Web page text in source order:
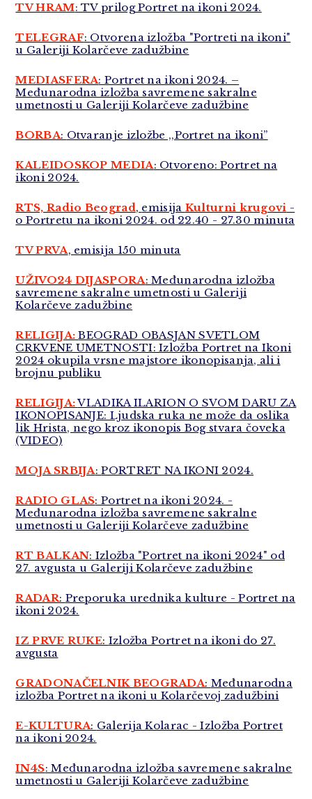
TV HRAM: TV prilog Portret na ikoni 2024.
TELEGRAF: Otvorena izložba "Portreti na ikoni"
u Galeriji Kolarčeve zadužbine
MEDIASFERA: Portret na ikoni 2024. –
Međunarodna izložba savremene sakralne
umetnosti u Galeriji Kolarčeve zadužbine
BORBA: Otvaranje izložbe ,,Portret na ikoni”
KALEIDOSKOP MEDIA: Otvoreno: Portret na
ikoni 2024.
RTS, Radio Beograd, emisija Kulturni krugovi -
o Portretu na ikoni 2024. od 22.40 - 27.30 minuta
TV PRVA, emisija 150 minuta
UŽIVO24 DIJASPORA:Međunarodna izložba
savremene sakralne umetnosti u Galeriji
Kolarčeve zadužbine
RELIGIJA: BEOGRAD OBASJAN SVETLOM
CRKVENE UMETNOSTI: Izložba Portret na Ikoni
2024 okupila vrsne majstore ikonopisanja, ali i
brojnu publiku
RELIGIJA:VLADIKA ILARION O SVOM DARU ZA
IKONOPISANJE: Ljudska ruka ne može da oslika
lik Hrista, nego kroz ikonopis Bog stvara čoveka
(VIDEO)
MOJA SRBIJA:PORTRET NA IKONI 2024.
RADIO GLAS:Portret na ikoni 2024. -
Međunarodna izložba savremene sakralne
umetnosti u Galeriji Kolarčeve zadužbine
RT BALKAN: Izložba "Portret na ikoni 2024" od
27. avgusta u Galeriji Kolarčeve zadužbine
RADAR: Preporuka urednika kulture - Portret na
ikoni 2024.
IZ PRVE RUKE: Izložba Portret na ikoni do 27.
avgusta
GRADONAČELNIK BEOGRADA: Međunarodna
izložba Portret na ikoni u Kolarčevoj zadužbini
E-KULTURA: Galerija Kolarac - Izložba Portret
na ikoni 2024.
IN4S: Međunarodna izložba savremene sakralne
umetnosti u Galeriji Kolarčeve zadužbine